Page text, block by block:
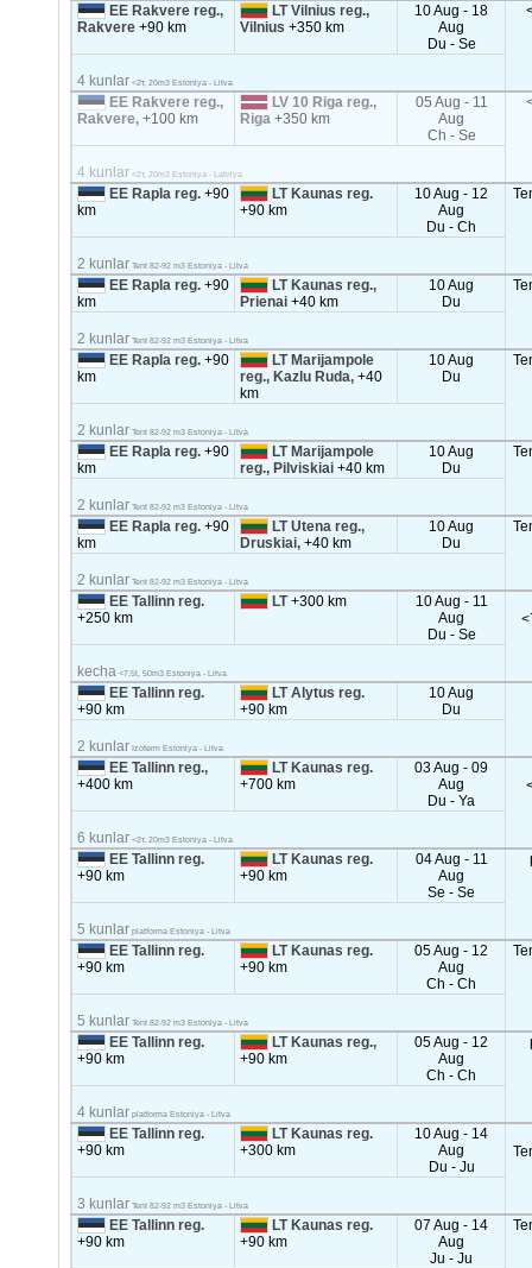
EE Rakvere reg.,
Rakvere+90 km
LT Vilnius reg.,
Vilnius+350 km
10 Aug - 18
Aug
Du - Se
4 kunlar <2т, 20m3 Estoniya - Litva
EE Rakvere reg.,
Rakvere,+100 km
LV 10 Riga reg.,
Riga+350 km
05 Aug - 11
Aug
Ch - Se
4 kunlar <2т, 20m3 Estoniya - Latviya
EE Rapla reg.+90
km
LT Kaunas reg.
+90 km
10 Aug - 12
Aug
Du - Ch
2 kunlar Tent 82-92 m3 Estoniya - Litva
EE Rapla reg.+90
km
LT Kaunas reg.,
Prienai+40 km
10 Aug
Du
2 kunlar Tent 82-92 m3 Estoniya - Litva
EE Rapla reg.+90
km
LT Marijampole
reg., Kazlu Ruda,+40
km
10 Aug
Du
2 kunlar Tent 82-92 m3 Estoniya - Litva
EE Rapla reg.+90
km
LT Marijampole
reg., Pilviskiai+40 km
10 Aug
Du
2 kunlar Tent 82-92 m3 Estoniya - Litva
EE Rapla reg.+90
km
LT Utena reg.,
Druskiai,+40 km
10 Aug
Du
2 kunlar Tent 82-92 m3 Estoniya - Litva
EE Tallinn reg.
+250 km
LT+300 km
10 Aug - 11
Aug
Du - Se
kecha <7.5t, 50m3 Estoniya - Litva
EE Tallinn reg.
+90 km
LT Alytus reg.
+90 km
10 Aug
Du
2 kunlar Izoterm Estoniya - Litva
EE Tallinn reg.,
+400 km
LT Kaunas reg.
+700 km
03 Aug - 09
Aug
Du - Ya
6 kunlar <2т, 20m3 Estoniya - Litva
EE Tallinn reg.
+90 km
LT Kaunas reg.
+90 km
04 Aug - 11
Aug
Se - Se
5 kunlar platforma Estoniya - Litva
EE Tallinn reg.
+90 km
LT Kaunas reg.
+90 km
05 Aug - 12
Aug
Ch - Ch
5 kunlar Tent 82-92 m3 Estoniya - Litva
EE Tallinn reg.
+90 km
LT Kaunas reg.,
+90 km
05 Aug - 12
Aug
Ch - Ch
4 kunlar platforma Estoniya - Litva
EE Tallinn reg.
+90 km
LT Kaunas reg.
+300 km
10 Aug - 14
Aug
Du - Ju
3 kunlar Tent 82-92 m3 Estoniya - Litva
EE Tallinn reg.
+90 km
LT Kaunas reg.
+90 km
07 Aug - 14
Aug
Ju - Ju